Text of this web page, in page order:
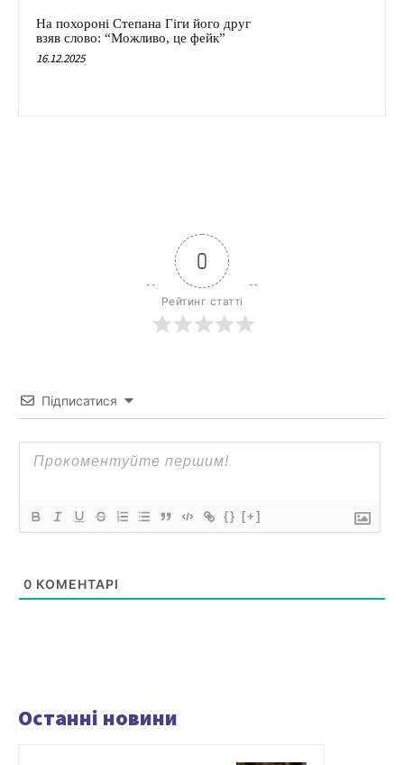
На похороні Степана Гіги його друг
взяв слово: “Можливо, це фейк”
16.12.2025
0
Рейтинг статті
Підписатися
{} [+]
0 КОМЕНТАРІ
Останні новини